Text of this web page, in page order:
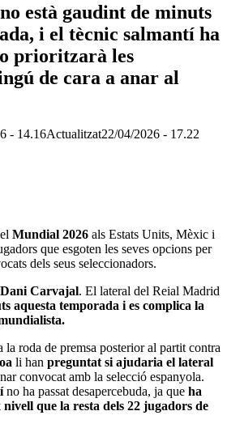
està gaudint de minuts
i el tècnic salmantí ha
prioritzarà les
de cara a anar al
- 14.16Actualitzat22/04/2026 - 17.22
Mundial 2026 als Estats Units, Mèxic i
que esgoten les seves opcions per
dels seus seleccionadors.
Dani Carvajal. El lateral del Reial Madrid
aquesta temporada i es complica la
la roda de premsa posterior al partit contra
li han preguntat si ajudaria el lateral
convocat amb la selecció espanyola.
no ha passat desapercebuda, ja que ha
que la resta dels 22 jugadors de